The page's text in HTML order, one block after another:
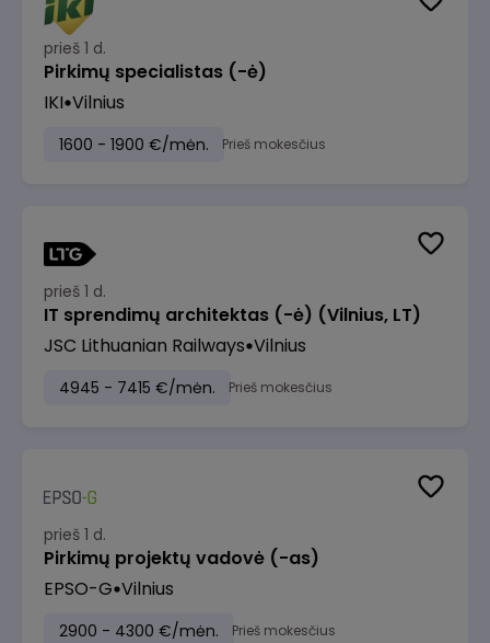
prieš 1 d.
Pirkimų specialistas (-ė)
IKI Vilnius
1600 - 1900 €/mėn. Prieš mokesčius
prieš 1 d.
IT sprendimų architektas (-ė) (Vilnius, LT)
JSC Lithuanian Railways Vilnius
4945 - 7415 €/mėn. Prieš mokesčius
prieš 1 d.
Pirkimų projektų vadovė (-as)
EPSO-G Vilnius
2900 - 4300 €/mėn. Prieš mokesčius